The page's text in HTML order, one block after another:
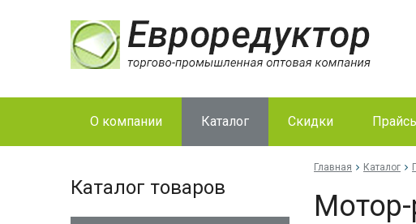
О компании Каталог Скидки
Каталог товаров
Главная Каталог
Мо­тор-